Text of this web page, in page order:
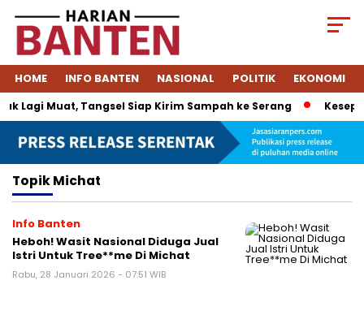
HOME INFO BANTEN NASIONAL POLITIK EKONOMI
Lagi Muat, Tangsel Siap Kirim Sampah ke Serang
TopikMichat
Info Banten
Heboh! Wasit Nasional Diduga Jual
Istri Untuk Tree**me Di Michat
Rabu, 28 Januari 2026 - 07:51 WIB